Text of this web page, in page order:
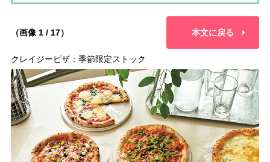
（画像 1 / 17） 本文に戻る
クレイジーピザ：季節限定ストック